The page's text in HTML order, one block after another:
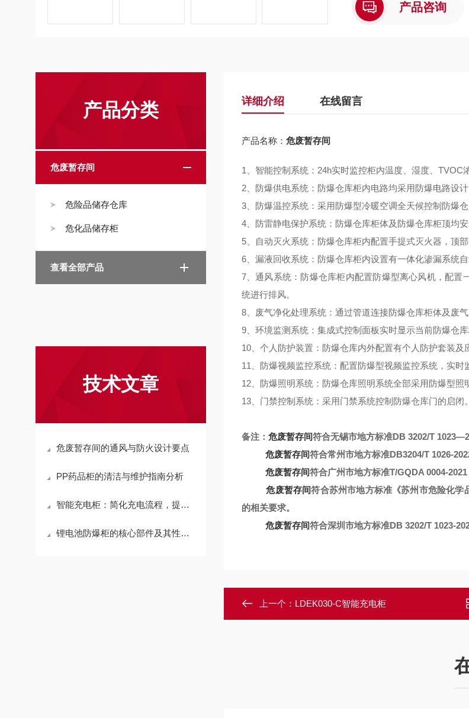
产品咨询
产品分类
危废暂存间
危险品储存仓库
危化品储存柜
查看全部产品
技术文章
危废暂存间的通风与防火设计要点
PP药品柜的清洁与维护指南分析
智能充电柜：简化充电流程，提高工作效率
锂电池防爆柜的核心部件及其性能要求
详细介绍 在线留言
产品名称： 危废暂存间
1、智能控制系统：24h实时监控柜内温度、湿度、TVOC
2、防爆供电系统：防爆仓库柜内电路均采用防爆电路设
3、防爆温控系统：采用防爆型冷暖空调全天候控制防爆仓
4、防雷静电保护系统：防爆仓库柜体及防爆仓库柜顶均安
5、自动灭火系统：防爆仓库柜内配置手提式灭火器，顶部
6、漏液回收系统：防爆仓库柜内设置有一体化渗漏系统自
7、通风系统：防爆仓库柜内配置防爆型离心风机，配
统进行排风。
8、废气净化处理系统：通过管道连接防爆仓库柜体及废
9、环境监测系统：集成式控制面板实时显示当前防爆仓
10、个人防护装置：防爆仓库内外配置有个人防护套装及
11、防爆视频监控系统：配置防爆型视频监控系统，实时
12、防爆照明系统：防爆仓库照明系统全部采用防爆型照
13、门禁控制系统：采用门禁系统控制防爆仓库门的启闭。
备注： 危废暂存间符合无锡市地方标准DB 3202/T
危废暂存间符合常州市地方标准DB3204/T 1026-
危废暂存间符合广州市地方标准T/GQDA 0004-2021
危废暂存间符合苏州市地方标准 《苏州市危险化
的相关要求。
危废暂存间符合深圳市地方标准DB 3202/T 1023-
上一个： LDEK030-C智能充电柜